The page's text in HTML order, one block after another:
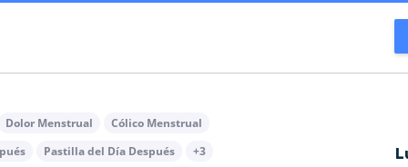
Dolor Menstrual
Cólico Menstrual
Pastilla del Día Después
+3